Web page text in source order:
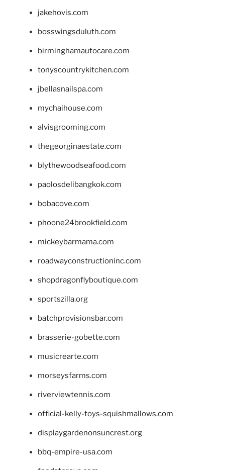
jakehovis.com
bosswingsduluth.com
birminghamautocare.com
tonyscountrykitchen.com
jbellasnailspa.com
mychaihouse.com
alvisgrooming.com
thegeorginaestate.com
blythewoodseafood.com
paolosdelibangkok.com
bobacove.com
phoone24brookfield.com
mickeybarmama.com
roadwayconstructioninc.com
shopdragonflyboutique.com
sportszilla.org
batchprovisionsbar.com
brasserie-gobette.com
musicrearte.com
morseysfarms.com
riverviewtennis.com
official-kelly-toys-squishmallows.com
displaygardenonsuncrest.org
bbq-empire-usa.com